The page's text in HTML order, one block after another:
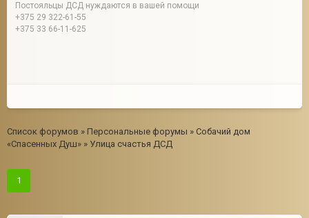
Постояльцы ДСД нуждаются в вашей помощи
+375 29 322-61-55
+375 33 66-11-625
Список форумов » Персональные форумы » Собачий дом
«Спасенных Душ» » Улица счастья ДСД
1